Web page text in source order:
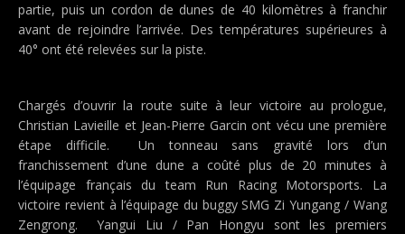
partie, puis un cordon de dunes de 40 kilomètres à franchir
avant de rejoindre l’arrivée. Des températures supérieures à
40° ont été relevées sur la piste.
Chargés d’ouvrir la route suite à leur victoire au prologue,
Christian Lavieille et Jean-Pierre Garcin ont vécu une première
étape difficile. Un tonneau sans gravité lors d’un
franchissement d’une dune a coûté plus de 20 minutes à
l’équipage français du team Run Racing Motorsports. La
victoire revient à l’équipage du buggy SMG Zi Yungang / Wang
Zengrong. Yangui Liu / Pan Hongyu sont les premiers